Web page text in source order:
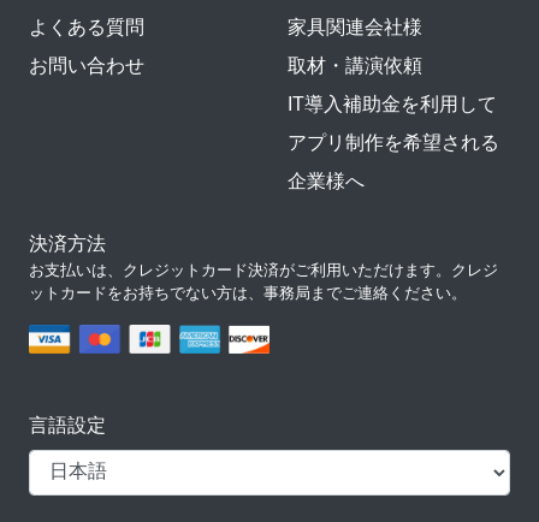
よくある質問
お問い合わせ
家具関連会社様
取材・講演依頼
IT導入補助金を利用して
アプリ制作を希望される
企業様へ
決済方法
お支払いは、クレジットカード決済がご利用いただけます。クレジ
ットカードをお持ちでない方は、事務局までご連絡ください。
言語設定